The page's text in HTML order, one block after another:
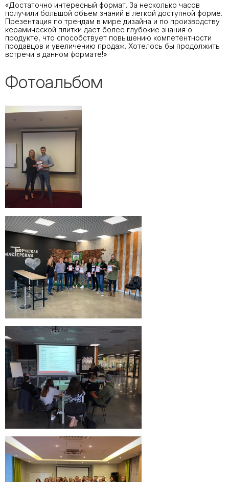
«Достаточно интересный формат. За несколько часов
получили большой объем знаний в легкой доступной форме.
Презентация по трендам в мире дизайна и по производству
керамической плитки дает более глубокие знания о
продукте, что способствует повышению компетентности
продавцов и увеличению продаж. Хотелось бы продолжить
встречи в данном формате!»
Фотоальбом